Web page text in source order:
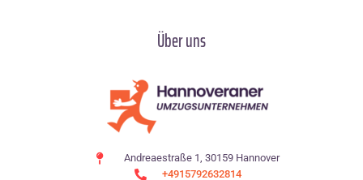
Über uns
Andreaestraße 1, 30159 Hannover
+4915792632814